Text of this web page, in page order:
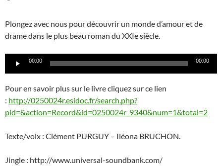
Plongez avec nous pour découvrir un monde d’amour et de
drame dans le plus beau roman du XXIe siècle.
Lecteur00:00 00:00
Pour en savoir plus sur le livre cliquez sur ce lien
: http://0250024r.esidoc.fr/search.php?
pid=&action=Record&id=0250024r_9340&num=1&total=2
Texte/voix : Clément PURGUY – Iléona BRUCHON.
Jingle : http://www.universal-soundbank.com/